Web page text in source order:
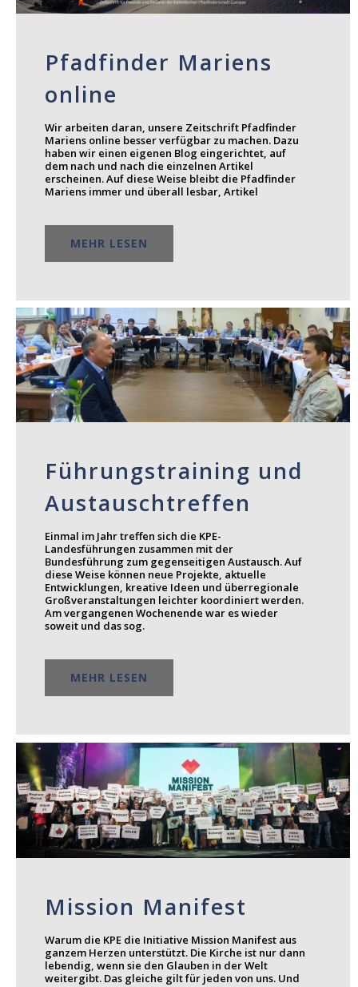
Pfadfinder Mariens
online
Wir arbeiten daran, unsere Zeitschrift Pfadfinder
Mariens online besser verfügbar zu machen. Dazu
haben wir einen eigenen Blog eingerichtet, auf
dem nach und nach die einzelnen Artikel
erscheinen. Auf diese Weise bleibt die Pfadfinder
Mariens immer und überall lesbar, Artikel
MEHR LESEN
Führungstraining und
Austauschtreffen
Einmal im Jahr treffen sich die KPE-
Landesführungen zusammen mit der
Bundesführung zum gegenseitigen Austausch. Auf
diese Weise können neue Projekte, aktuelle
Entwicklungen, kreative Ideen und überregionale
Großveranstaltungen leichter koordiniert werden.
Am vergangenen Wochenende war es wieder
soweit und das sog.
MEHR LESEN
Mission Manifest
Warum die KPE die Initiative Mission Manifest aus
ganzem Herzen unterstützt. Die Kirche ist nur dann
lebendig, wenn sie den Glauben in der Welt
weitergibt. Das gleiche gilt für jeden von uns. Und